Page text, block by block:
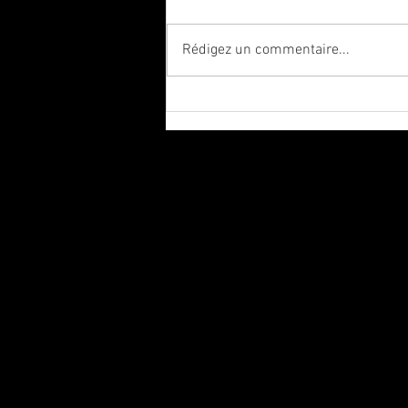
Rédigez un commentaire...